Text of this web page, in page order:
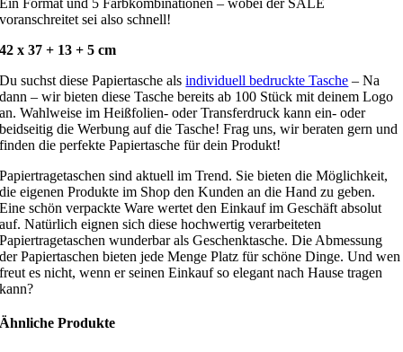
voranschreitet sei also schnell!
42 x 37 + 13+ 5 cm
Du suchst diese Papiertasche alsindividuell bedruckte Tasche – Na
dann – wir bieten diese Tasche bereits ab 100 Stück mit deinem Logo
an. Wahlweise im Heißfolien- oder Transferdruck kann ein- oder
beidseitig die Werbung auf die Tasche! Frag uns, wir beraten gern und
finden die perfekte Papiertasche für dein Produkt!
Papiertragetaschen sind aktuell im Trend. Sie bieten die Möglichkeit,
die eigenen Produkte im Shop den Kunden an die Hand zu geben.
Eine schön verpackte Ware wertet den Einkauf im Geschäft absolut
auf. Natürlich eignen sich diese hochwertig verarbeiteten
Papiertragetaschen wunderbar als Geschenktasche. Die Abmessung
der Papiertaschen bieten jede Menge Platz für schöne Dinge. Und wen
freut es nicht, wenn er seinen Einkauf so elegant nach Hause tragen
kann?
Ähnliche Produkte